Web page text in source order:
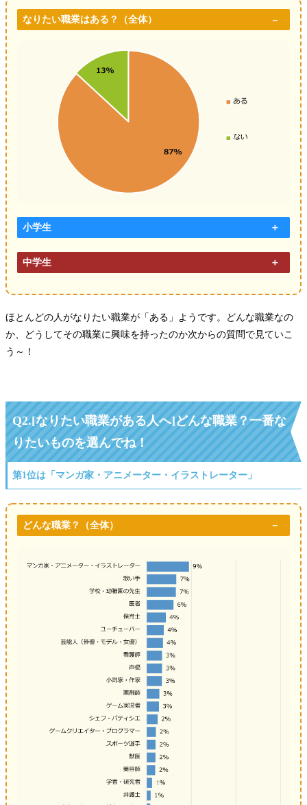
なりたい職業はある？（全体）
小学生
中学生
ほとんどの人がなりたい職業が「ある」ようです。どんな職業なの
か、どうしてその職業に興味を持ったのか次からの質問で見ていこ
う～！
Q2.[なりたい職業がある人へ]どんな職業？一番な
りたいものを選んでね！
第1位は「マンガ家・アニメーター・イラストレーター」
どんな職業？（全体）